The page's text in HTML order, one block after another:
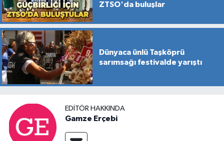
ZTSO'da buluşlar
Dünyaca ünlü Taşköprü
sarımsağı festivalde yarıştı
EDITÖR HAKKINDA
Gamze Erçebi